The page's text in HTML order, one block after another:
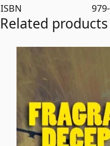
ISBN
Related products